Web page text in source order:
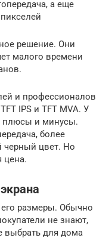
а еще
решение. Они
малого времени
и профессионалов
IPS и TFT MVA. У
плюсы и минусы.
более
черный цвет. Но
цена.
размеры. Обычно
не знают,
выбрать для дома